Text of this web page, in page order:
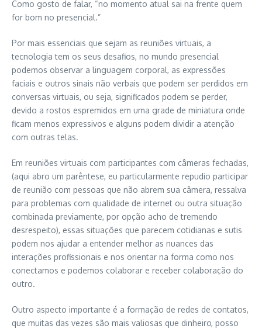
Como gosto de falar, “no momento atual sai na frente quem
for bom no presencial.”
Por mais essenciais que sejam as reuniões virtuais, a
tecnologia tem os seus desafios, no mundo presencial
podemos observar a linguagem corporal, as expressões
faciais e outros sinais não verbais que podem ser perdidos em
conversas virtuais, ou seja, significados podem se perder,
devido a rostos espremidos em uma grade de miniatura onde
ficam menos expressivos e alguns podem dividir a atenção
com outras telas.
Em reuniões virtuais com participantes com câmeras fechadas,
(aqui abro um parêntese, eu particularmente repudio participar
de reunião com pessoas que não abrem sua câmera, ressalva
para problemas com qualidade de internet ou outra situação
combinada previamente, por opção acho de tremendo
desrespeito), essas situações que parecem cotidianas e sutis
podem nos ajudar a entender melhor as nuances das
interações profissionais e nos orientar na forma como nos
conectamos e podemos colaborar e receber colaboração do
outro.
Outro aspecto importante é a formação de redes de contatos,
que muitas das vezes são mais valiosas que dinheiro, posso